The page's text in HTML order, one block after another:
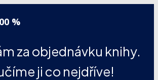
%
za objednávku knihy.
ji co nejdříve!